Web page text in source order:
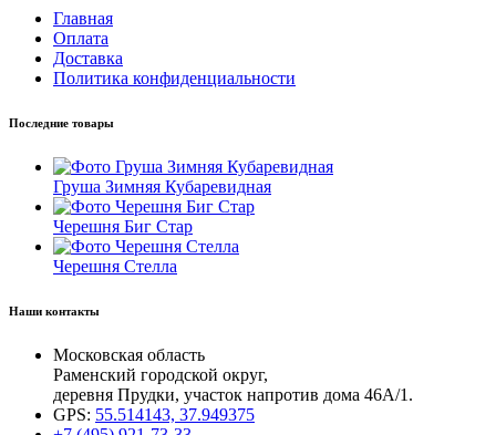
Главная
Оплата
Доставка
Политика конфиденциальности
Последние товары
Груша Зимняя Кубаревидная
Черешня Биг Стар
Черешня Стелла
Наши контакты
Московская область
Раменский городской округ,
деревня Прудки, участок напротив дома 46А/1.
GPS: 55.514143, 37.949375